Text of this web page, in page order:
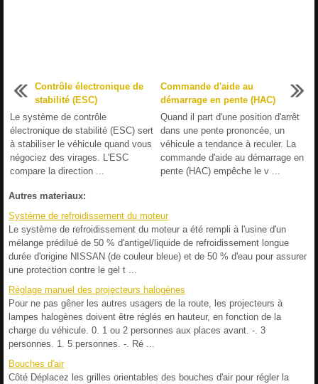
Contrôle électronique de
stabilité (ESC)
Le système de contrôle
électronique de stabilité (ESC) sert
à stabiliser le véhicule quand vous
négociez des virages. L'ESC
compare la direction ...
Commande d'aide au
démarrage en pente (HAC)
Quand il part d'une position d'arrêt
dans une pente prononcée, un
véhicule a tendance à reculer. La
commande d'aide au démarrage en
pente (HAC) empêche le v ...
Autres materiaux:
Système de refroidissement du moteur
Le système de refroidissement du moteur a été rempli à l'usine d'un
mélange prédilué de 50 % d'antigel/liquide de refroidissement longue
durée d'origine NISSAN (de couleur bleue) et de 50 % d'eau pour assurer
une protection contre le gel t ...
Réglage manuel des projecteurs halogènes
Pour ne pas gêner les autres usagers de la route, les projecteurs à
lampes halogènes doivent être réglés en hauteur, en fonction de la
charge du véhicule. 0. 1 ou 2 personnes aux places avant. -. 3
personnes. 1. 5 personnes. -. Ré ...
Bouches d'air
Côté Déplacez les grilles orientables des bouches d'air pour régler la